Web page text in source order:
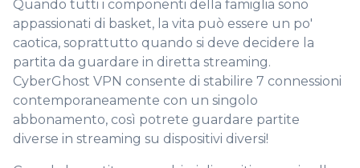
Quando tutti i componenti della famiglia sono
appassionati di basket, la vita può essere un po'
caotica, soprattutto quando si deve decidere la
partita da guardare in diretta streaming.
CyberGhost VPN consente di stabilire 7 connessioni
contemporaneamente con un singolo
abbonamento, così potrete guardare partite
diverse in streaming su dispositivi diversi!